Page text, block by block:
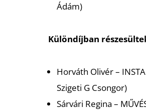
Ádám)
Különdíjban
Horváth Olivér –
Szigeti G Csongor)
Sárvári Regina –